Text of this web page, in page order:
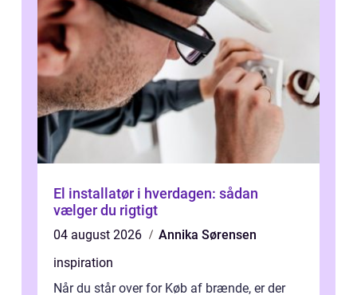
El installatør i hverdagen: sådan
vælger du rigtigt
04 august 2026
Annika Sørensen
inspiration
Når du står over for Køb af brænde, er der